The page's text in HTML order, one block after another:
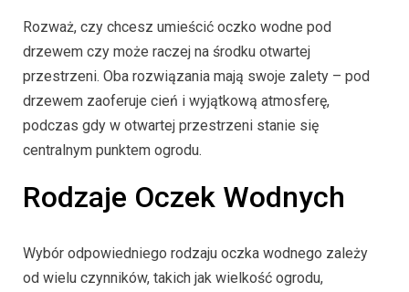
Rozważ, czy chcesz umieścić oczko wodne pod
drzewem czy może raczej na środku otwartej
przestrzeni. Oba rozwiązania mają swoje zalety – pod
drzewem zaoferuje cień i wyjątkową atmosferę,
podczas gdy w otwartej przestrzeni stanie się
centralnym punktem ogrodu.
Rodzaje Oczek Wodnych
Wybór odpowiedniego rodzaju oczka wodnego zależy
od wielu czynników, takich jak wielkość ogrodu,